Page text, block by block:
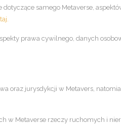
samego Metaverse,
prawa cywilnego, danych
oraz jurysdykcji w Metavers,
w Metaverse rzeczy ruchomych i